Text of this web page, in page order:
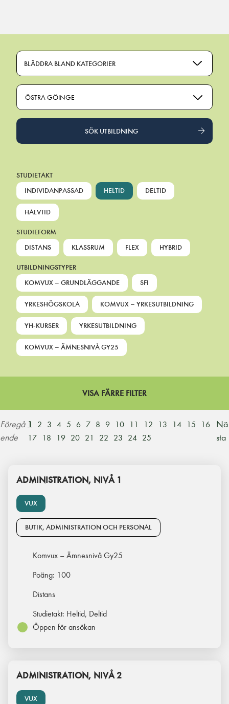
BLÄDDRA BLAND KATEGORIER
ÖSTRA GÖINGE
SÖK UTBILDNING
STUDIETAKT
INDIVIDANPASSAD
HELTID DELTID
HALVTID
STUDIEFORM
DISTANS
KLASSRUM FLEX HYBRID
UTBILDNINGSTYPER
KOMVUX – GRUNDLÄGGANDE
SFI
YRKESHÖGSKOLA KOMVUX – YRKESUTBILDNING
YH-KURSER YRKESUTBILDNING
KOMVUX – ÄMNESNIVÅ GY25
VISA FÄRRE FILTER
Föregå
ende
1 2 3 4 5 6 7 8 9 10 11 12 13 14 15
16
17
18 19 20 21 22 23 24 25
Nä
sta
VUX
ADMINISTRATION, NIVÅ 1
BUTIK, ADMINISTRATION OCH PERSONAL
Komvux – Ämnesnivå Gy25
Poäng: 100
Distans
Studietakt: Heltid, Deltid
Öppen för ansökan
VUX
ADMINISTRATION, NIVÅ 2